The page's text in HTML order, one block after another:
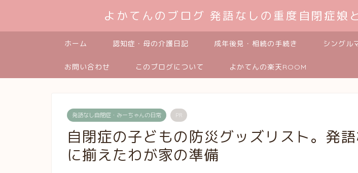
よかてんのブログ 発語なしの重度自閉症娘
ホーム 認知症・母の介護日記 成年後見・相続の手続き シングル
お問い合わせ このブログについて よかてんの楽天ROOM
発語なし自閉症・みーちゃんの日常 PR
自閉症の子どもの防災グッズリスト。発
に揃えたわが家の準備